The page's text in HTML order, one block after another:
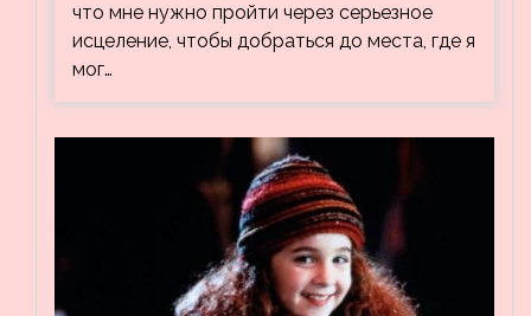
что мне нужно пройти через серьезное
исцеление, чтобы добраться до места, где я
мог…